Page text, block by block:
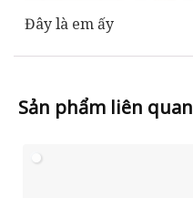
Đây là em ấy
Sản phẩm liên quan